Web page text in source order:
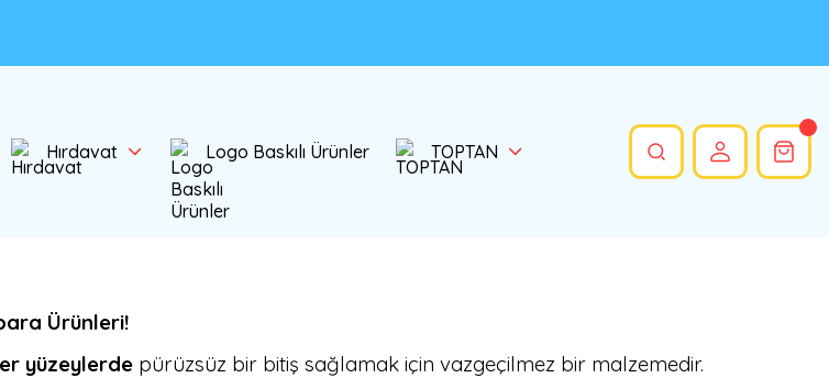
Hırdavat Logo Baskılı Ürünler TOPTAN
Ürünleri!
yüzeylerdepürüzsüz bir bitiş sağlamak için vazgeçilmez bir malzemedir.